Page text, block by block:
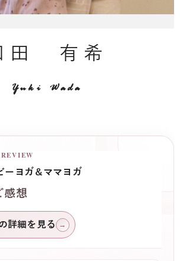
田 有希
Yuki Wada
ヨガ＆ママヨガ
感想
詳細を見る →